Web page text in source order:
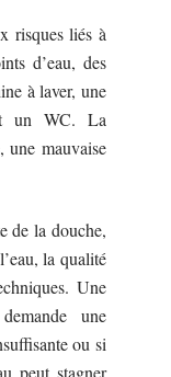
risques liés à
d’eau, des
à laver, une
un WC. La
une mauvaise
de la douche,
la qualité
Une
une
ou si
peut stagner